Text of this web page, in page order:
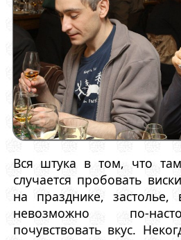
Вся штука в том, что
случается пробовать
на празднике,
невозможно по-
почувствовать вкус.